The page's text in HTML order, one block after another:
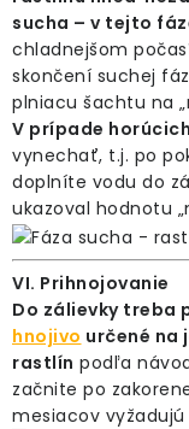
sucha – v tejto
chladnejšom
skončení suchej
plniacu šachtu na
V prípade
vynechať, t.j. po
doplníte vodu do
ukazoval hodnotu
VI. Prihnojovanie
Do zálievky treba
hnojivo určené na
rastlín podľa
začnite po
mesiacov vyžadujú